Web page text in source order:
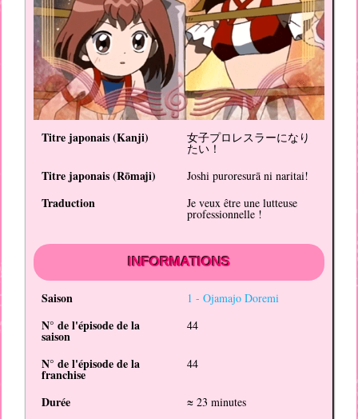
Titre japonais (Kanji) 女子プロレスラーになり
たい！
Titre japonais (Rōmaji) Joshi puroresurā ni naritai!
Traduction Je veux être une lutteuse
professionnelle !
INFORMATIONS
Saison 1 - Ojamajo Doremi
N° de l'épisode de la
saison
44
N° de l'épisode de la
franchise
44
Durée ≈ 23 minutes